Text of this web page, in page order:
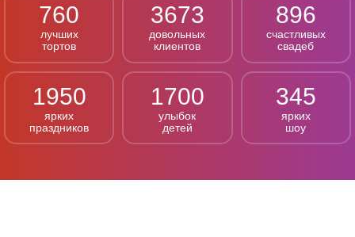
760
лучших
тортов
3673
довольных
клиентов
896
счастливых
свадеб
1950
ярких
праздников
1700
улыбок
детей
345
ярких
шоу